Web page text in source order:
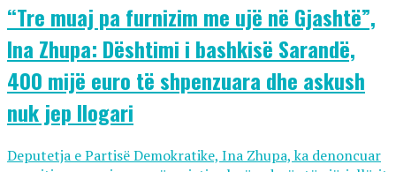
“Tre muaj pa furnizim me ujë në Gjashtë”,
Ina Zhupa: Dështimi i bashkisë Sarandë,
400 mijë euro të shpenzuara dhe askush
nuk jep llogari
Deputetja e Partisë Demokratike, Ina Zhupa, ka denoncuar